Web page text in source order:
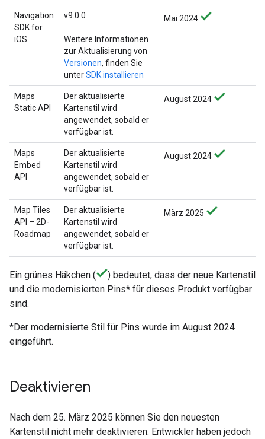
Navigation
SDK for
iOS
v9.0.0
Weitere Informationen
zur Aktualisierung von
Versionen, finden Sie
unterSDK installieren
Mai 2024
Maps
Static API
Der aktualisierte
Kartenstil wird
angewendet, sobald er
verfügbar ist.
August 2024
Maps
Embed
API
Der aktualisierte
Kartenstil wird
angewendet, sobald er
verfügbar ist.
August 2024
Map Tiles
API – 2D-
Roadmap
Der aktualisierte
Kartenstil wird
angewendet, sobald er
verfügbar ist.
März 2025
Ein grünes Häkchen (
) bedeutet, dass der neue Kartenstil
und die modernisierten Pins* für dieses Produkt verfügbar
sind.
*Der modernisierte Stil für Pins wurde im August 2024
eingeführt.
Deaktivieren
Nach dem 25. März 2025 können Sie den neuesten
Kartenstil nicht mehr deaktivieren. Entwickler haben jedoch